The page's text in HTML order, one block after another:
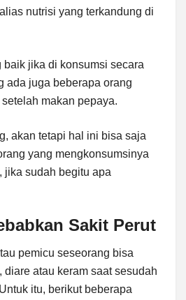
nutrisi yang terkandung di
baik jika di konsumsi secara
ada juga beberapa orang
makan pepaya.
akan tetapi hal ini bisa saja
yang mengkonsumsinya
jika sudah begitu apa
Sakit Perut
pemicu seseorang bisa
diare atau keram saat sesudah
itu, berikut beberapa